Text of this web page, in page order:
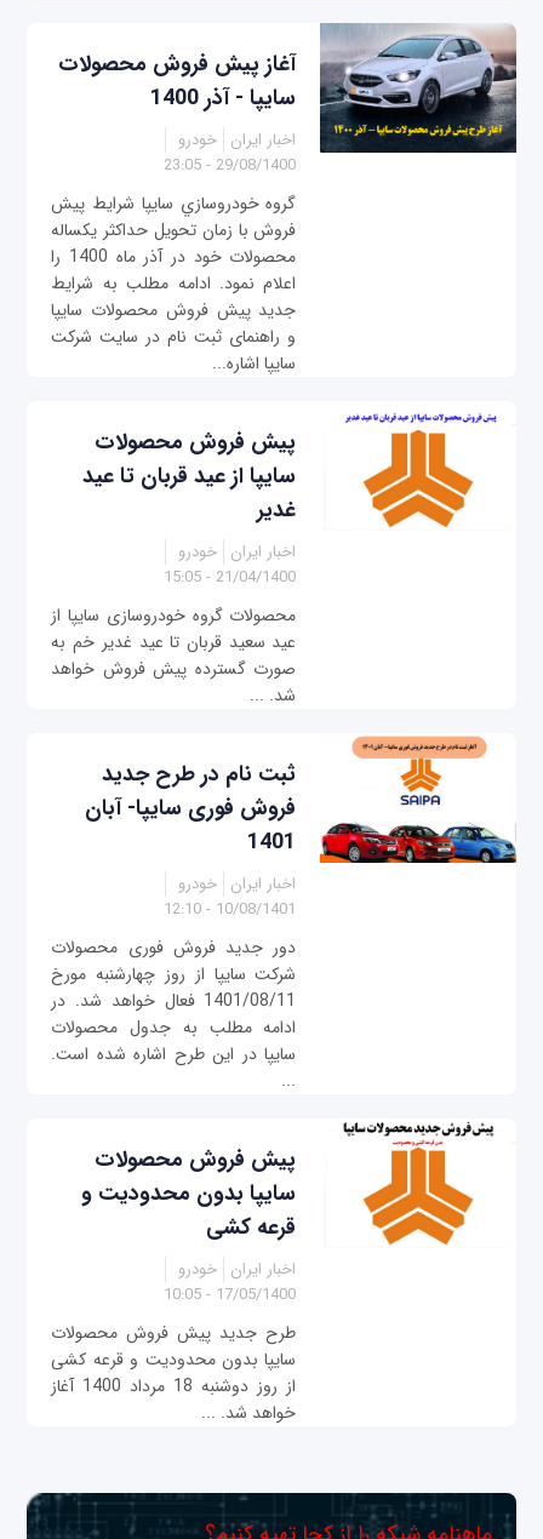
آغاز پیش فروش محصولات
سایپا - آذر 1400
اخبار ایران خودرو
29/08/1400 - 23:05
گروه خودروسازي سايپا شرايط پيش
فروش با زمان تحويل حداكثر يكساله
محصولات خود در آذر ماه 1400 را
اعلام نمود. ادامه مطلب به شرایط
جدید پیش فروش محصولات سایپا
و راهنمای ثبت نام در سایت شرکت
سایپا اشاره...
پیش فروش محصولات
سایپا از عید قربان تا عید
غدیر
اخبار ایران خودرو
21/04/1400 - 15:05
محصولات گروه خودروسازی سایپا از
عید سعید قربان تا عید غدیر خم به
صورت گسترده پیش فروش خواهد
شد. ...
ثبت نام در طرح جدید
فروش فوری سایپا- آبان
1401
اخبار ایران خودرو
10/08/1401 - 12:10
دور جدید فروش فوری محصولات
شرکت سایپا از روز چهارشنبه مورخ
1401/08/11 فعال خواهد شد. در
ادامه مطلب به جدول محصولات
سایپا در این طرح اشاره شده است.
...
پیش فروش محصولات
سایپا بدون محدودیت و
قرعه کشی
اخبار ایران خودرو
17/05/1400 - 10:05
طرح جدید پیش فروش محصولات
سایپا بدون محدودیت و قرعه کشی
از روز دوشنبه 18 مرداد 1400 آغاز
خواهد شد. ...